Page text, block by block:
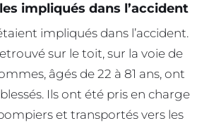
impliqués dans l’accident
impliqués dans l’accident.
retrouvé sur le toit, sur la voie de
âgés de 22 à 81 ans, ont
Ils ont été pris en charge
et transportés vers les